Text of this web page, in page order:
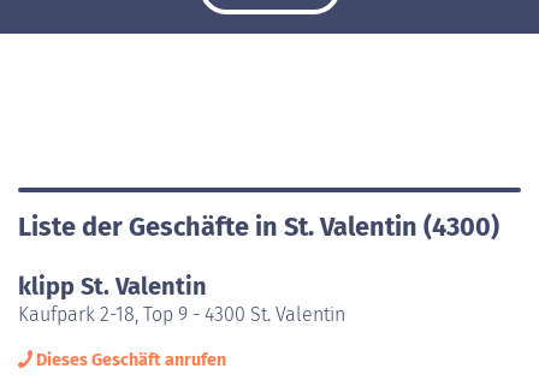
Liste der Geschäfte in St. Valentin (4300)
klipp St. Valentin
Kaufpark 2-18, Top 9 - 4300 St. Valentin
Dieses Geschäft anrufen